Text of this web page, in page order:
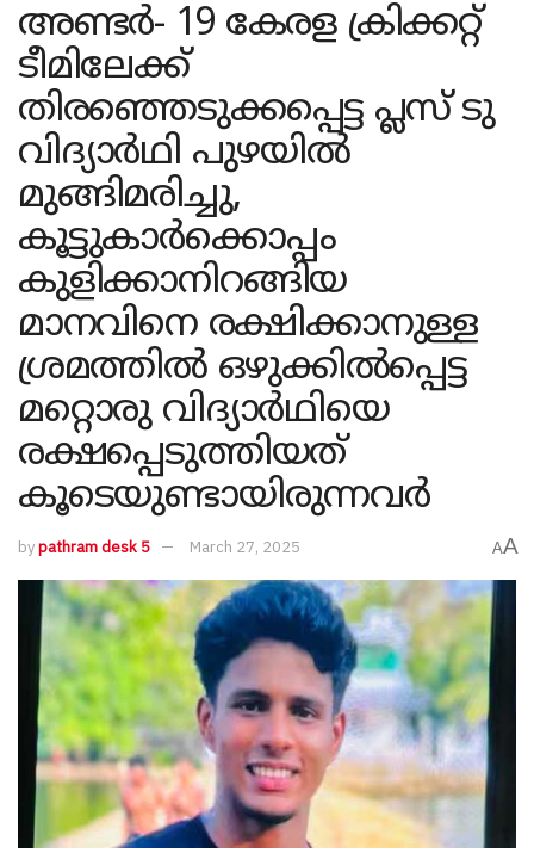
അണ്ടർ- 19 കേരള ക്രിക്കറ്റ്
ടീമിലേക്ക്
തിരഞ്ഞെടുക്കപ്പെട്ട പ്ലസ് ടു
വിദ്യാർഥി പുഴയിൽ
മുങ്ങിമരിച്ചു,
കൂട്ടുകാർക്കൊപ്പം
കുളിക്കാനിറങ്ങിയ
മാനവിനെ രക്ഷിക്കാനുള്ള
ശ്രമത്തിൽ ഒഴുക്കിൽപ്പെട്ട
മറ്റൊരു വിദ്യാർഥിയെ
രക്ഷപ്പെടുത്തിയത്
കൂടെയുണ്ടായിരുന്നവർ
bypathram desk 5 March 27, 2025 AA